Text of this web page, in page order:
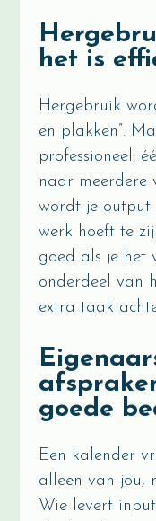
het is
Hergebruik
en plakken”.
professioneel:
naar meerdere
wordt je output
werk hoeft te
goed als je het
onderdeel van
extra taak
goede
Een kalender
alleen van jou,
Wie levert